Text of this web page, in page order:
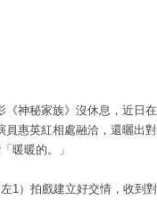
神秘家族》沒休息，近日
惠英紅相處融洽，還曬出
暖暖的。」
）拍戲建立好交情，收到對